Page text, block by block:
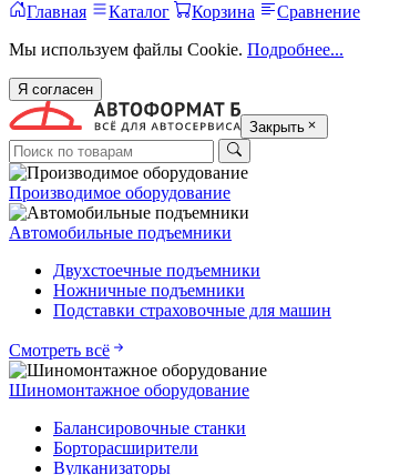
Главная
Каталог Корзина
Сравнение
Мы используем файлы Cookie. Подробнее...
Я согласен
Закрыть
Производимое оборудование
Автомобильные подъемники
Двухстоечные подъемники
Ножничные подъемники
Подставки страховочные для машин
Смотреть всё
Шиномонтажное оборудование
Балансировочные станки
Борторасширители
Вулканизаторы